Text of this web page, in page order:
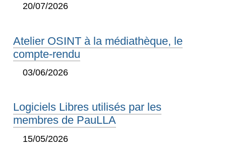
20/07/2026
Atelier OSINT à la médiathèque, le
compte-rendu
03/06/2026
Logiciels Libres utilisés par les
membres de PauLLA
15/05/2026